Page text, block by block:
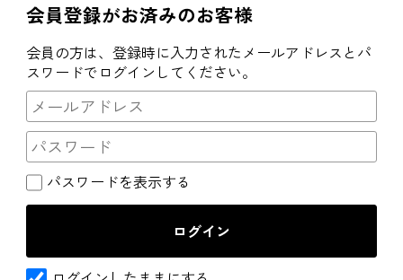
会員登録がお済みのお客様
会員の方は、登録時に入力されたメールアドレスとパ
スワードでログインしてください。
パスワードを表示する